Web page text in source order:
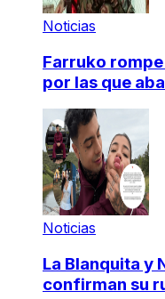
Noticias
Farruko
por las que
Noticias
La Blanquita y
confirman su